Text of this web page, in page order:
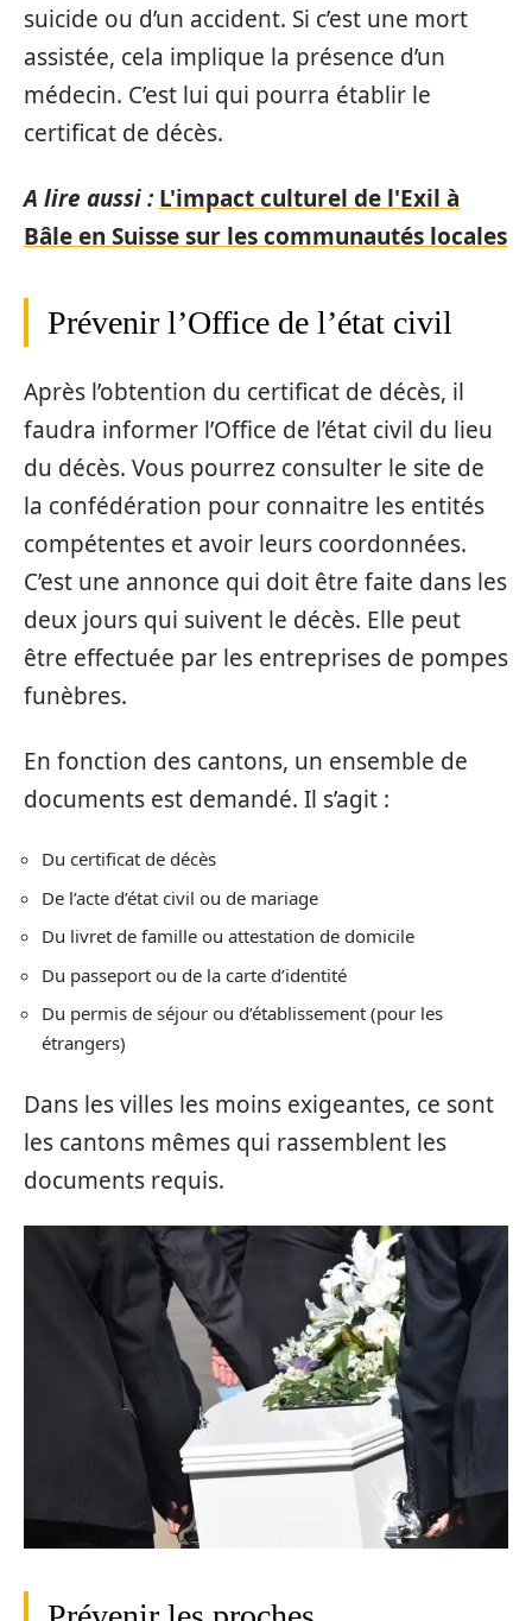
suicide ou d’un accident. Si c’est une mort
assistée, cela implique la présence d’un
médecin. C’est lui qui pourra établir le
certificat de décès.
A lire aussi : L'impact culturel de l'Exil à
Bâle en Suisse sur les communautés locales
Prévenir l’Office de l’état civil
Après l’obtention du certificat de décès, il
faudra informer l’Office de l’état civil du lieu
du décès. Vous pourrez consulter le site de
la confédération pour connaitre les entités
compétentes et avoir leurs coordonnées.
C’est une annonce qui doit être faite dans les
deux jours qui suivent le décès. Elle peut
être effectuée par les entreprises de pompes
funèbres.
En fonction des cantons, un ensemble de
documents est demandé. Il s’agit :
Du certificat de décès
De l’acte d’état civil ou de mariage
Du livret de famille ou attestation de domicile
Du passeport ou de la carte d’identité
Du permis de séjour ou d’établissement (pour les
étrangers)
Dans les villes les moins exigeantes, ce sont
les cantons mêmes qui rassemblent les
documents requis.